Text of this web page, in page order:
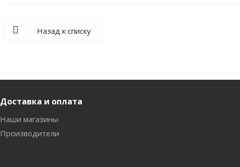
Назад к списку
Доставка и оплата
Наши магазины
Производители